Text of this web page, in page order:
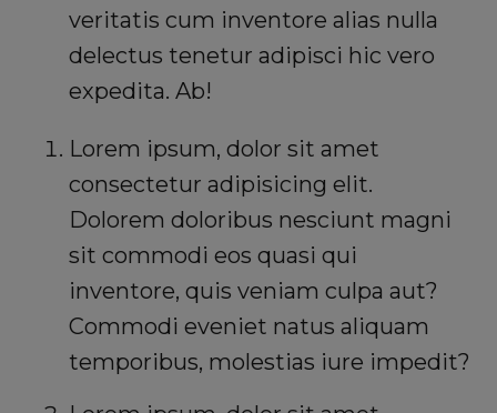
veritatis cum inventore alias nulla
delectus tenetur adipisci hic vero
expedita. Ab!
Lorem ipsum, dolor sit amet
consectetur adipisicing elit.
Dolorem doloribus nesciunt magni
sit commodi eos quasi qui
inventore, quis veniam culpa aut?
Commodi eveniet natus aliquam
temporibus, molestias iure impedit?